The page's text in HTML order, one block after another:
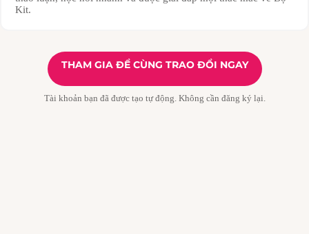
Kit.
THAM GIA ĐỂ CÙNG TRAO ĐỔI NGAY
Tài khoản bạn đã được tạo tự động. Không cần đăng ký lại.